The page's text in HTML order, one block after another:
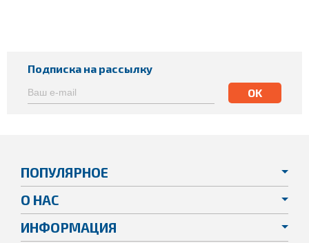
Подписка на рассылку
ПОПУЛЯРНОЕ
О НАС
ИНФОРМАЦИЯ